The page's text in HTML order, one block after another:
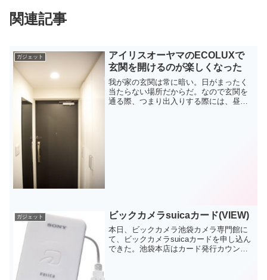
関連記事
ガジェット
アイリスオーヤマのECOLUXで
玄関を開けるのが楽しくなった
我が家の玄関は常に暗い。日がまったく
当たらない場所だからだ。なので玄関を
通る際、つまり出入りする際には、昼ま
ガジェット ビックカメラsuicaカード(VIEW)
本日、ビックカメラ池袋カメラ専門館に
て、ビックカメラsuicaカードを申し込ん
できた。池袋本店はカード発行カウンタ